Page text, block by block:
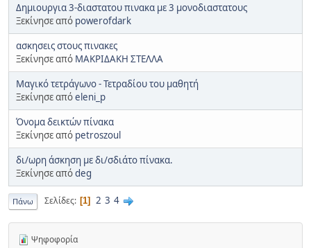
Δημιουργια 3-διαστατου πινακα με 3 μονοδιαστατους
Ξεκίνησε από powerofdark
ασκησεις στους πινακες
Ξεκίνησε από ΜΑΚΡΙΔΑΚΗ ΣΤΕΛΛΑ
Μαγικό τετράγωνο - Τετραδίου του μαθητή
Ξεκίνησε απόeleni_p
Όνομα δεικτών πίνακα
Ξεκίνησε από petroszoul
δι/ωρη άσκηση με δι/σδιάτο πίνακα.
Ξεκίνησε απόdeg
Πάνω Σελίδες 1 2 3 4
Ψηφοφορία